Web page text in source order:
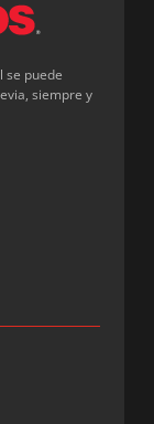
se puede
siempre y